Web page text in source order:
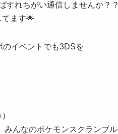
すれちがい通信しませんか？？
ます🌟
イベントでも3DSを
みんなのポケモンスクランブル